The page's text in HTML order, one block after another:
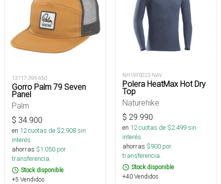
13717-399-650
Gorro Palm 79 Seven
Panel
Palm
$ 34.900
en 12cuotas de $2.908sin
interés
ahorras $1.050 por
transferencia.
Stock disponible
+5 Vendidos
NH19FS023-NAV
Polera HeatMax Hot Dry
Top
Naturehike
$ 29.990
en 12cuotas de $2.499sin
interés
ahorras $900 por
transferencia.
Stock disponible
+40 Vendidos